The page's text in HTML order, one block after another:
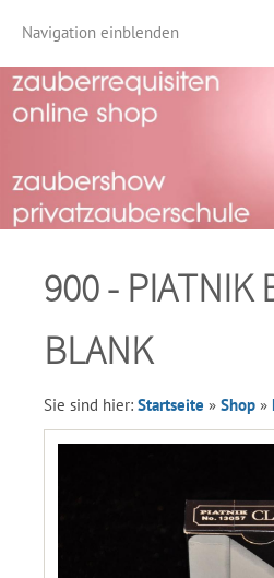
Navigation einblenden
900 - PIATNIK
BLANK
Sie sind hier: Startseite » Shop »